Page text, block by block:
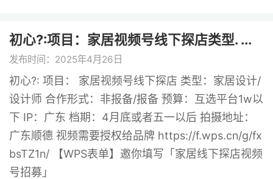
初心?:项目：家居视频号线下探店类型. ...
发布时间：2025年4月26日
初心?: 项目： 家居视频号线下探店 类型：家居设计/
设计师 合作形式：非报备/报备 预算：互选平台1w以
下 IP：广东 档期：4月底或者五一以后 拍摄地址：
广东顺德 视频需要授权给品牌 https://f.wps.cn/g/fx
bsTZ1n/ 【WPS表单】邀你填写「家居线下探店视频
号招募」